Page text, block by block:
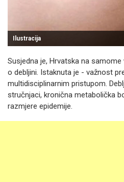
Ilustracija
Susjedna je, Hrvatska na
o debljini. Istaknuta je - važnost
multidisciplinarnim pristupom.
stručnjaci, kronična metabolička
razmjere epidemije.